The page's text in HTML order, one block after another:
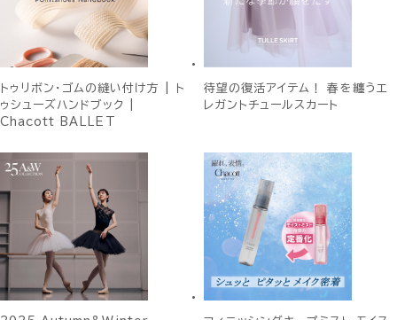
トゥリボン・ゴムの縫い付け方 | ト
ゥシューズハンドブック |
Chacott BALLET
待望の復活アイテム！ 春を纏うエ
レガントチュールスカート